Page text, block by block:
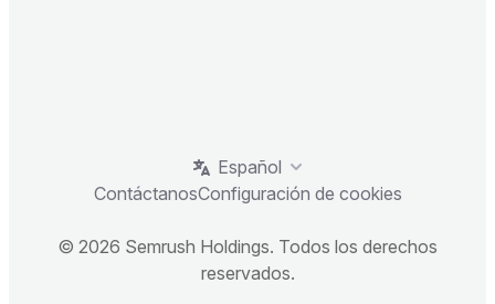
Español
ContáctanosConfiguración de cookies
© 2026 Semrush Holdings. Todos los derechos
reservados.